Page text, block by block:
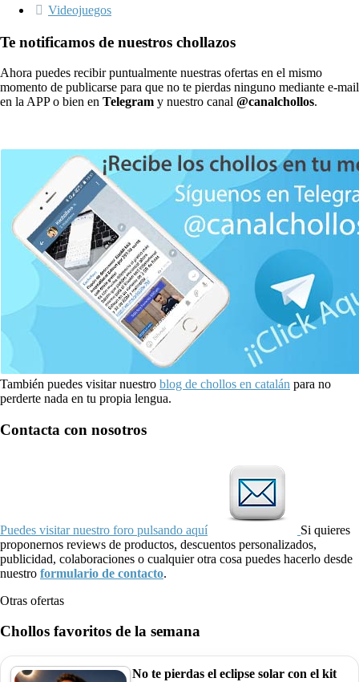
Videojuegos
Te notificamos de nuestros chollazos
Ahora puedes recibir puntualmente nuestras ofertas en el mismo
momento de publicarse para que no te pierdas ninguno mediante e-mail
en la APP o bien en Telegram y nuestro canal @canalchollos.
También puedes visitar nuestro blog de chollos en catalán para no
perderte nada en tu propia lengua.
Contacta con nosotros
Puedes visitar nuestro foro pulsando aquí
Si quieres
proponernos reviews de productos, descuentos personalizados,
publicidad, colaboraciones o cualquier otra cosa puedes hacerlo desde
nuestro formulario de contacto.
Otras ofertas
Chollos favoritos de la semana
No te pierdas el eclipse solar con el kit